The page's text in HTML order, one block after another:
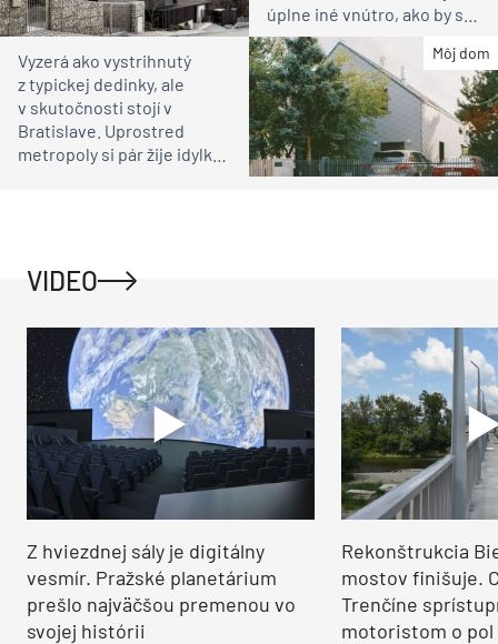
úplne iné vnútro, ako by ste
čakali
Môj dom
Vyzerá ako vystrihnutý
z typickej dedinky, ale
v skutočnosti stojí v
Bratislave. Uprostred
metropoly si pár žije idylku
VIDEO
Z hviezdnej sály je digitálny
vesmír. Pražské planetárium
prešlo najväčšou premenou vo
svojej histórii
Rekonštrukcia
mostov finišuje.
Trenčíne
motoristom o pol